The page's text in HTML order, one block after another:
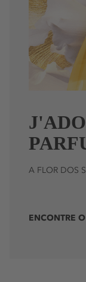
A FLOR DOS
ENCONTRE